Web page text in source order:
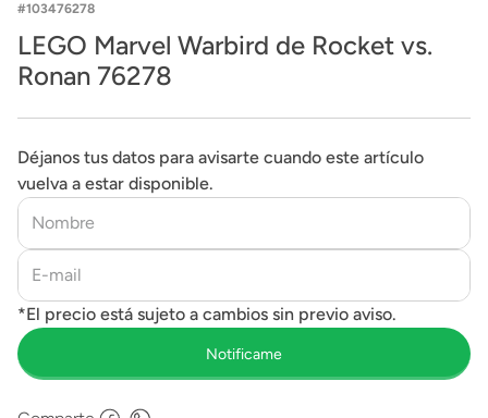
103476278
LEGO Marvel Warbird de Rocket vs.
Ronan 76278
Déjanos tus datos para avisarte cuando este artículo
vuelva a estar disponible.